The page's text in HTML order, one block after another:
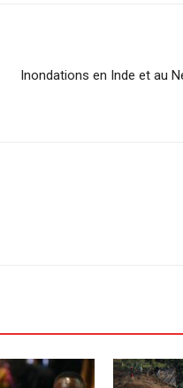
Inondations en Inde et au